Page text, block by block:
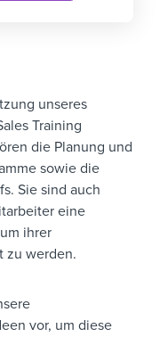
unseres
Training
die Planung und
sowie die
Sie sind auch
eine
ihrer
zu werden.
vor, um diese